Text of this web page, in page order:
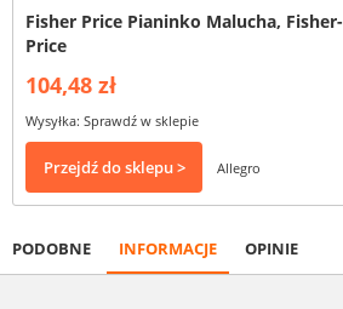
Fisher Price Pianinko Malucha, Fisher-
Price
104,48 zł
Wysyłka: Sprawdź w sklepie
Przejdź do sklepu > Allegro
PODOBNE INFORMACJE OPINIE